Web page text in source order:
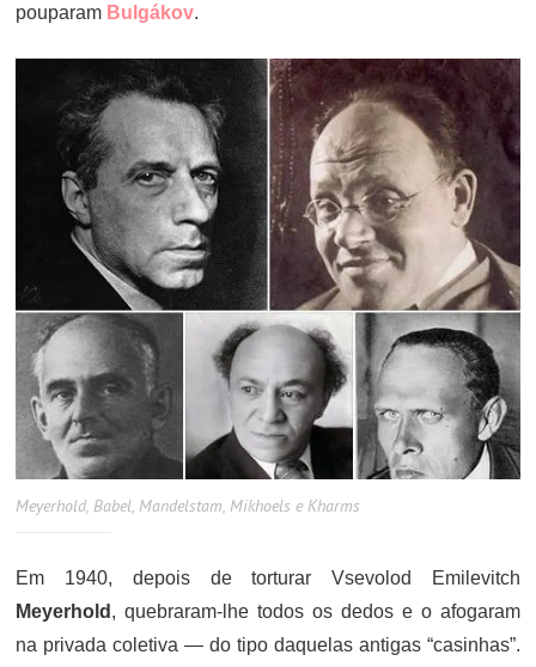
pouparam Bulgákov.
Meyerhold, Babel, Mandelstam, Mikhoels e Kharms
Em 1940, depois de torturar Vsevolod Emilevitch
Meyerhold , quebraram-lhe todos os dedos e o afogaram
na privada coletiva — do tipo daquelas antigas “casinhas”.